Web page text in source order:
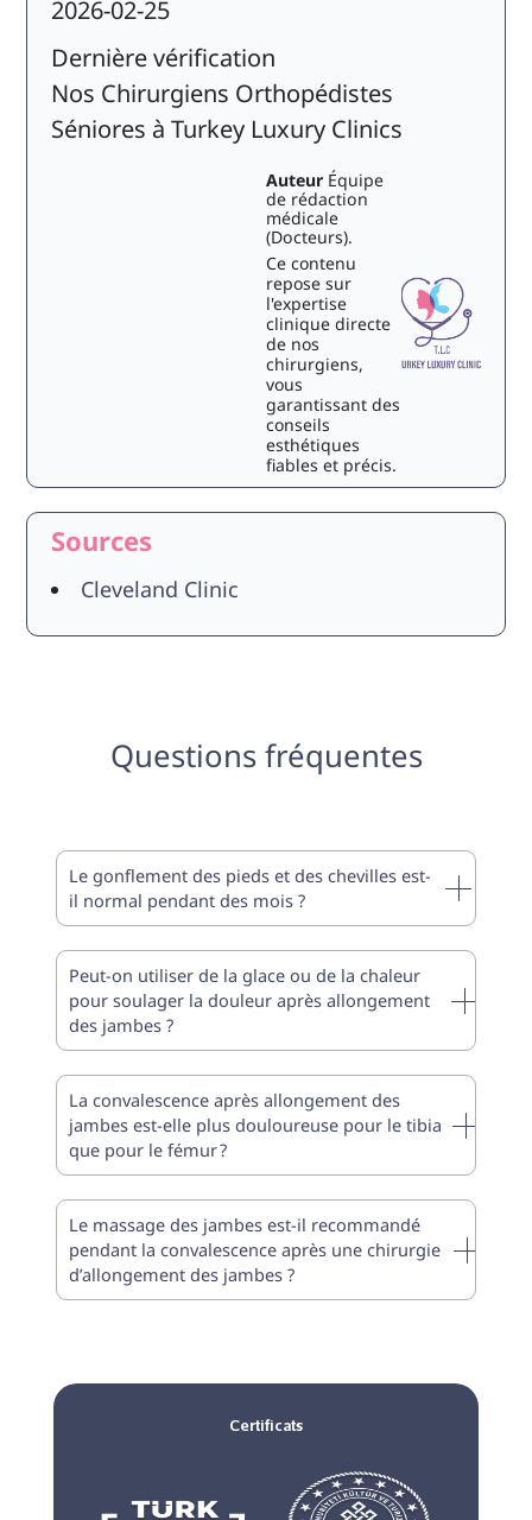
2026-02-25
Dernière vérification
Nos Chirurgiens Orthopédistes
Séniores à Turkey Luxury Clinics
Auteur Équipe
de rédaction
médicale
(Docteurs).
Ce contenu
repose sur
l'expertise
clinique directe
de nos
chirurgiens,
vous
garantissant des
conseils
esthétiques
fiables et précis.
Sources
Cleveland Clinic
Questions fréquentes
Le gonflement des pieds et des chevilles est-
il normal pendant des mois ?
Peut-on utiliser de la glace ou de la chaleur
pour soulager la douleur après allongement
des jambes ?
La convalescence après allongement des
jambes est-elle plus douloureuse pour le tibia
que pour le fémur ?
Le massage des jambes est-il recommandé
pendant la convalescence après une chirurgie
d’allongement des jambes ?
Certificats